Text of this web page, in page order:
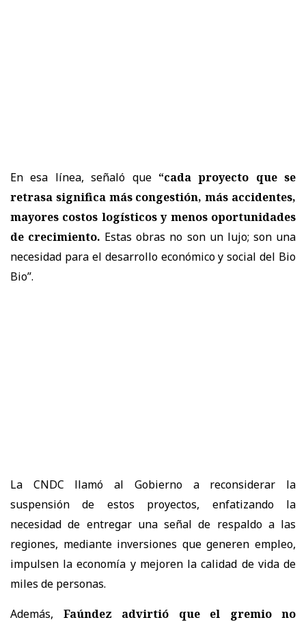
En esa línea, señaló que “cada proyecto que se
retrasa significa más congestión, más accidentes,
mayores costos logísticos y menos oportunidades
de crecimiento. Estas obras no son un lujo; son una
necesidad para el desarrollo económico y social del Bio
Bio”.
La CNDC llamó al Gobierno a reconsiderar la
suspensión de estos proyectos, enfatizando la
necesidad de entregar una señal de respaldo a las
regiones, mediante inversiones quegeneren empleo,
impulsen la economía y mejoren la calidad de vida de
miles de personas.
Además, Faúndez advirtió que el gremio no